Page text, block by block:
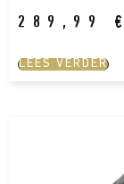
289,99 €
LEES VERDER